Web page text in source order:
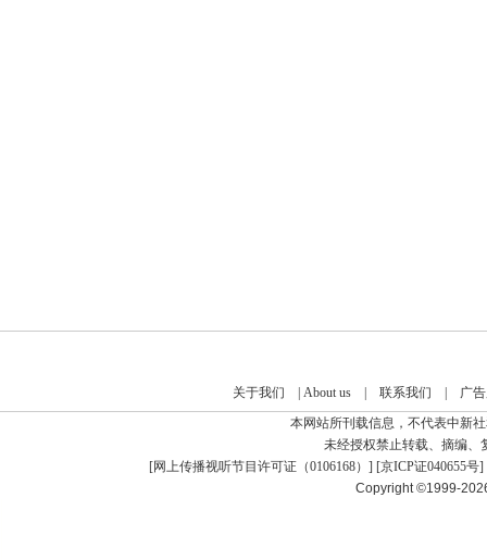
关于我们 About us| 联系我们
广
本网站所刊载信息，不代表中新
未经授权禁止转载、摘编、
[网上传播视听节目许可证（0106168） ] [京ICP证040655号]
Copyright ©1999-